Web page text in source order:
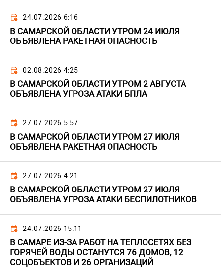
24.07.2026 6:16
В САМАРСКОЙ ОБЛАСТИ УТРОМ 24 ИЮЛЯ
ОБЪЯВЛЕНА РАКЕТНАЯ ОПАСНОСТЬ
02.08.2026 4:25
В САМАРСКОЙ ОБЛАСТИ УТРОМ 2 АВГУСТА
ОБЪЯВЛЕНА УГРОЗА АТАКИ БПЛА
27.07.2026 5:57
В САМАРСКОЙ ОБЛАСТИ УТРОМ 27 ИЮЛЯ
ОБЪЯВЛЕНА РАКЕТНАЯ ОПАСНОСТЬ
27.07.2026 4:21
В САМАРСКОЙ ОБЛАСТИ УТРОМ 27 ИЮЛЯ
ОБЪЯВЛЕНА УГРОЗА АТАКИ БЕСПИЛОТНИКОВ
24.07.2026 15:11
В САМАРЕ ИЗ-ЗА РАБОТ НА ТЕПЛОСЕТЯХ БЕЗ
ГОРЯЧЕЙ ВОДЫ ОСТАНУТСЯ 76 ДОМОВ, 12
СОЦОБЪЕКТОВ И 26 ОРГАНИЗАЦИЙ